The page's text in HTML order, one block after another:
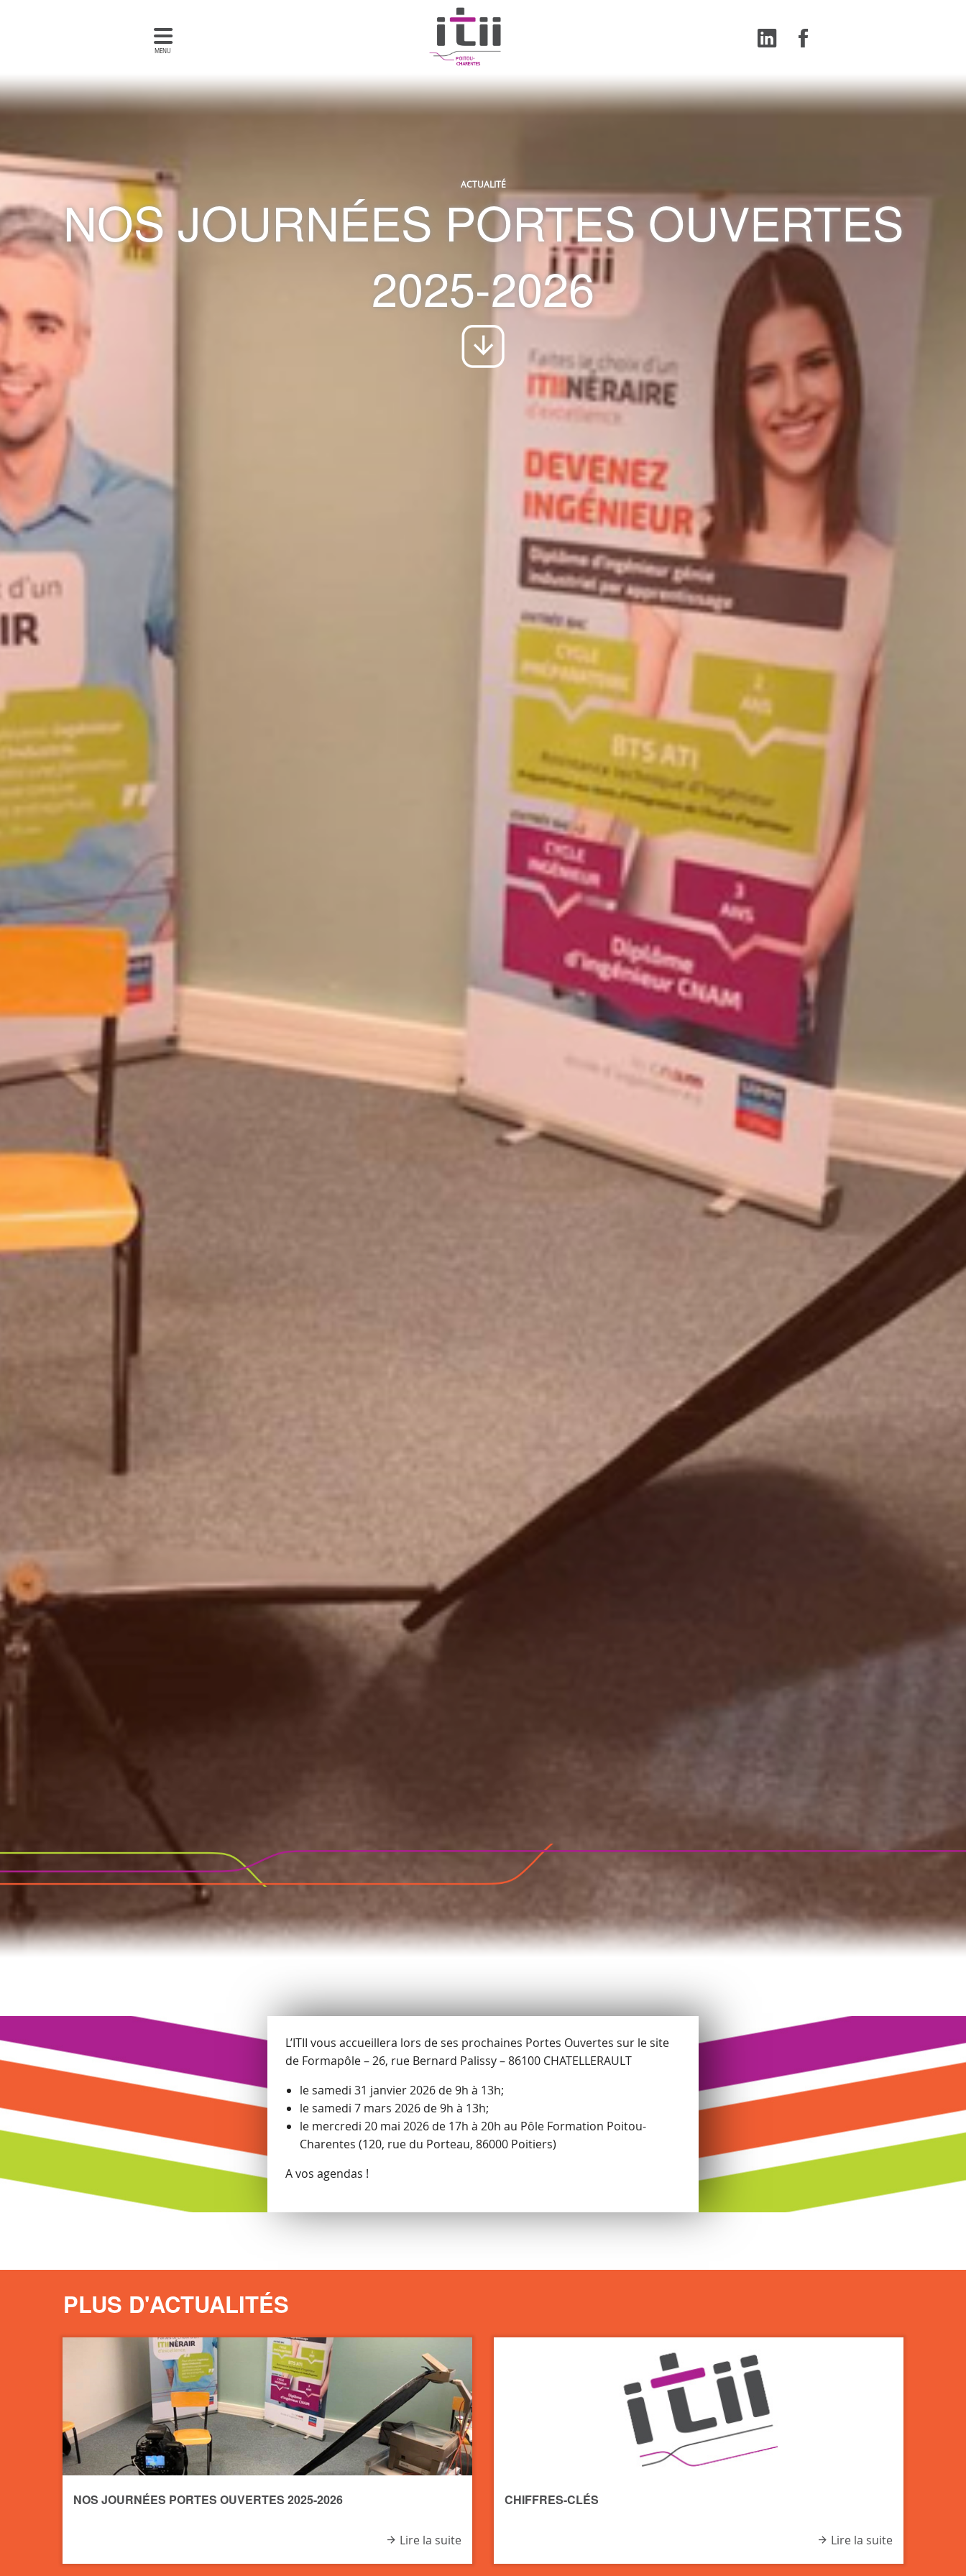
MENU
ACTUALITÉ
NOS JOURNÉES PORTES OUVERTES
2025-2026
L’ITII vous accueillera lors de ses prochaines Portes Ouvertes sur le site
de Formapôle – 26, rue Bernard Palissy – 86100 CHATELLERAULT
le samedi 31 janvier 2026 de 9h à 13h;
le samedi 7 mars 2026 de 9h à 13h;
le mercredi 20 mai 2026 de 17h à 20h au Pôle Formation Poitou-
Charentes (120, rue du Porteau, 86000 Poitiers)
A vos agendas !
PLUS D'ACTUALITÉS
NOS JOURNÉES PORTES OUVERTES 2025-2026
Lire la suite
CHIFFRES-CLÉS
Lire la suite